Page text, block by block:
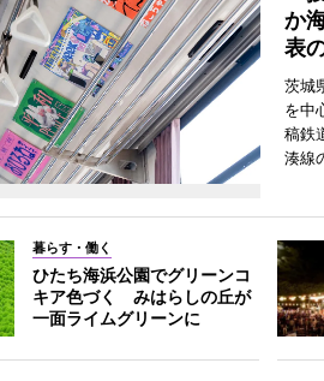
か
表
茨城
を中
稿鉄
湊線
暮らす・働く
ひたち海浜公園でグリーンコ
キア色づく みはらしの丘が
一面ライムグリーンに